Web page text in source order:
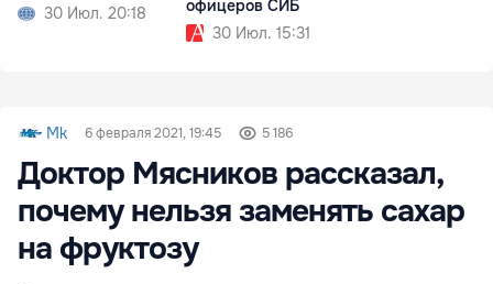
30 Июл. 20:18
офицеров СИБ
30 Июл. 15:31
Mk 6 февраля 2021, 19:45 5 186
Доктор Мясников рассказал,
почему нельзя заменять сахар
на фруктозу